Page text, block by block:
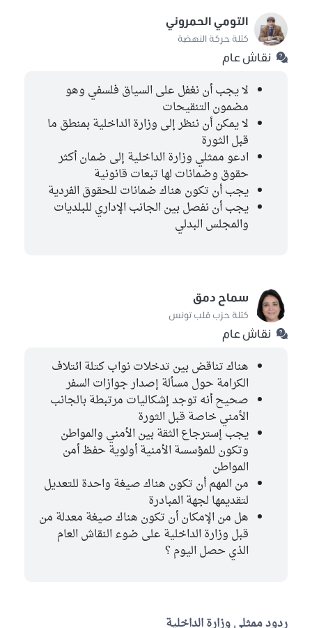
التومي الحمروني
كتلة حركة النهضة
نقاش عام
لا يجب أن نغفل على السياق فلسفي وهو
مضمون التنقيحات
لا يمكن أن ننظر إلى وزارة الداخلية بمنطق ما
قبل الثورة
ادعو ممثلي وزارة الداخلية إلى ضمان أكثر
حقوق وضمانات لها تبعات قانونية
يجب أن تكون هناك ضمانات للحقوق الفردية
يجب أن نفصل بين الجانب الإداري للبلديات
والمجلس البدلي
سماح دمق
كتلة حزب قلب تونس
نقاش عام
هناك تناقض بين تدخلات نواب كتلة ائتلاف
الكرامة حول مسألة إصدار جوازات السفر
صحيح أنه توجد إشكاليات مرتبطة بالجانب
الأمني خاصة قبل الثورة
يجب إسترجاع الثقة بين الأمني والمواطن
وتكون للمؤسسة الأمنية أولوية حفظ أمن
المواطن
من المهم أن تكون هناك صيغة واحدة للتعديل
لتقديمها لجهة المبادرة
هل من الإمكان أن تكون هناك صيغة معدلة من
قبل وزارة الداخلية على ضوء النقاش العام
الذي حصل اليوم ؟